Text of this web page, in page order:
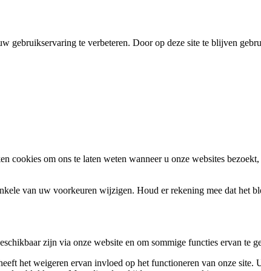
gebruikservaring te verbeteren. Door op deze site te blijven
cookies om ons te laten weten wanneer u onze websites
van uw voorkeuren wijzigen. Houd er rekening mee dat het
zijn via onze website en om sommige functies ervan te
het weigeren ervan invloed op het functioneren van onze